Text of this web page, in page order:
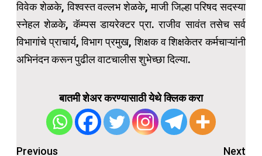
विवेक शेळके, विश्वस्त वल्लभ शेळके, माजी जिल्हा परिषद सदस्या
स्नेहल शेळके, कॅम्पस डायरेक्टर प्रा. राजीव सावंत तसेच सर्व
विभागांचे प्राचार्य, विभाग प्रमुख, शिक्षक व शिक्षकेतर कर्मचाऱ्यांनी
अभिनंदन करून पुढील वाटचालीस शुभेच्छा दिल्या.
बातमी शेअर करण्यासाठी येथे क्लिक करा
Post
Previous
Next